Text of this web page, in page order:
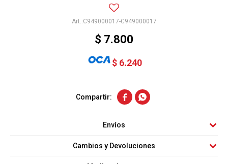
C949000017-C949000017
$ 7.800
$ 6.240
 
Envíos
Cambios y Devoluciones